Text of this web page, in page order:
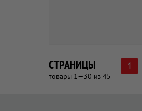
СТРАНИЦЫ
товары 1—30 из 45
1